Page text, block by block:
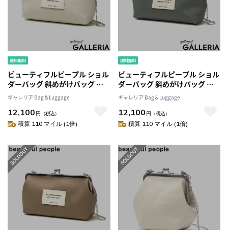
ビューティフルピープル ショル
ダーバッグ 斜めがけバッグ レ
ディース beautiful people バ
ッグ ポーチ 斜めがけ ブランド
大人 ミニ 小さめ 軽量 軽い 革 小
物入れ がま口 チェーン 日本製
ギャレリア Bag＆Luggage
12,100 円 （税込）
積算 110 マイル (1倍)
ビューティフルピープル ショル
ダーバッグ 斜めがけバッグ レ
ディース beautiful people バ
ッグ ポーチ 斜めがけ ブランド
大人 ミニ 小さめ 軽量 軽い 革 小
物入れ がま口 チェーン 日本製
ギャレリア Bag＆Luggage
12,100 円 （税込）
積算 110 マイル (1倍)